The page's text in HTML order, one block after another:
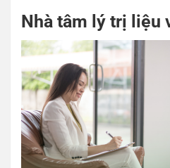
Nhà tâm lý trị liệu